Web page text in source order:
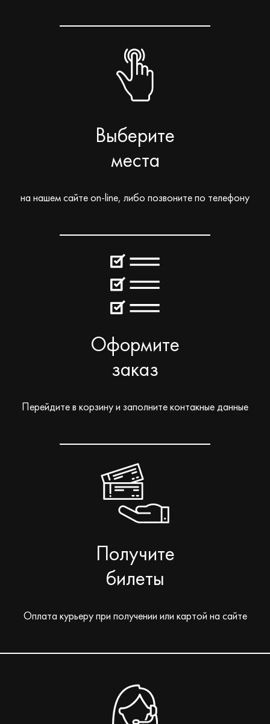
Выберите
места
на нашем сайте on-line, либо позвоните по телефону
Оформите
заказ
Перейдите в корзину и заполните контакные данные
Получите
билеты
Оплата курьеру при получении или картой на сайте